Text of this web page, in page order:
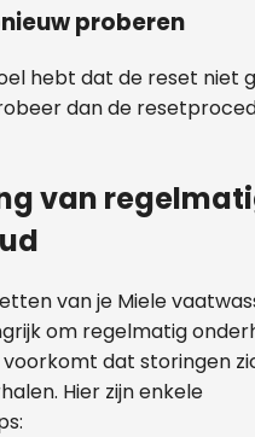
proberen
hebt dat de reset niet
dan de
van
van je Miele
om regelmatig
dat storingen
Hier zijn enkele